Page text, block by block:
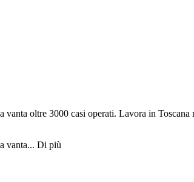
oltre 3000 casi operati. Lavora in Toscana
vanta... Di più